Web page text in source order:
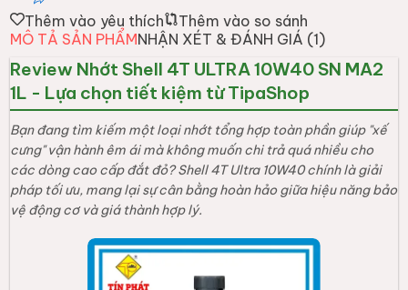
1. Tại sao nên mua tại TipaShop?
✅Tư vấn tận tâm:Đội ngũ TipaShop luôn sẵn sàng hỗ
trợ bạn chọn loại nhớt phù hợp nhất với dòng xe và
điều kiện di chuyển thực tế.
Chất lượng đảm bảo:Chúng tôi nói không với hàng
giả, hàng nhái, bảo vệ tối đa tuổi thọ động cơ xe của